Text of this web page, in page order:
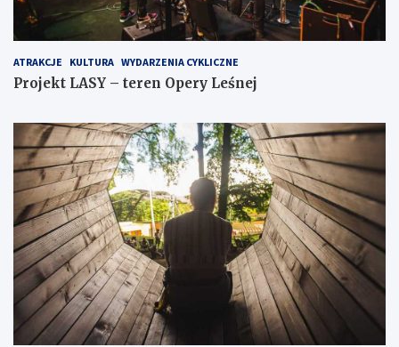
ATRAKCJE KULTURA WYDARZENIA CYKLICZNE
Projekt LASY – teren Opery Leśnej